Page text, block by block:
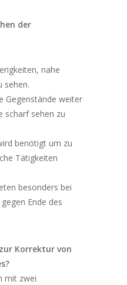
der
nahe
sehen.
Gegenstände weiter
scharf sehen zu
benötigt um zu
Tätigkeiten
besonders bei
Ende des
Korrektur von
mit zwei